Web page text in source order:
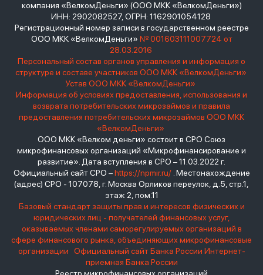
компания «ВелкомДеньги» (ООО МКК «ВелкомДеньги»)
ИНН: 2902082527, ОГРН: 1162901054128
Регистрационный номер записи в государственном реестре
ООО МКК «ВелкомДеньги» № 001603111007724 от
28.03.2016
Персональный состав органов управления и информация о
структуре и составе участников ООО МКК «ВелкомДеньги»
Устав ООО МКК «ВелкомДеньги»
Информация об условиях предоставления, использования и
возврата потребительских микрозаймов и правила
предоставления потребительских микрозаймов ООО МКК
«ВелкомДеньги»
ООО МКК «Велком деньги» состоит в СРО Союз
микрофинансовых организаций «Микрофинансирование и
развитие». Дата вступления в СРО – 11.03.2022 г.
Официальный сайт СРО –https://npmir.ru/. Местонахождение
(адрес) СРО - 107078, г. Москва Орликов переулок, д.5, стр.1,
этаж 2, пом.11
Базовый стандарт защиты прав и интересов физических и
юридических лиц - получателей финансовых услуг,
оказываемых членами саморегулируемых организаций в
сфере финансового рынка, объединяющих микрофинансовые
организации
Официальный сайт Банка России Интернет-
приемная Банка России